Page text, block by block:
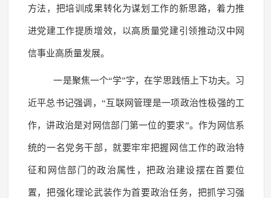
方法，把培训成果转化为谋划工作的新思路，着力推
进党建工作提质增效，以高质量党建引领推动汉中网
信事业高质量发展。
一是聚焦一个“学”字，在学思践悟上下功夫。习
近平总书记强调，“互联网管理是一项政治性极强的工
作，讲政治是对网信部门第一位的要求”。作为网信系
统的一名党务干部，就要牢牢把握网信工作的政治特
征和网信部门的政治属性，把政治建设摆在首要位
置，把强化理论武装作为首要政治任务，把抓学习强